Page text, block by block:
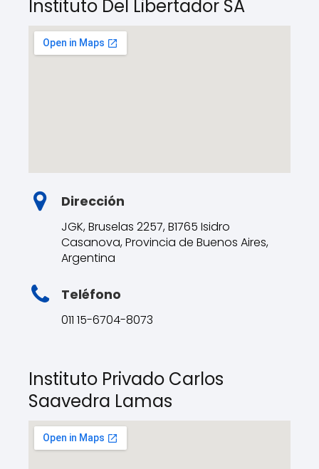
Instituto Del Libertador SA
Dirección
JGK, Bruselas 2257, B1765 Isidro
Casanova, Provincia de Buenos Aires,
Argentina
Teléfono
011 15-6704-8073
Instituto Privado Carlos
Saavedra Lamas